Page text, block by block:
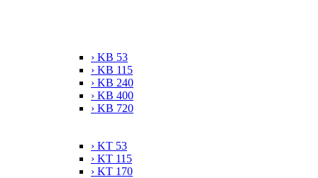
› KB 53
› KB 115
› KB 240
› KB 400
› KB 720
› KT 53
› KT 115
› KT 170